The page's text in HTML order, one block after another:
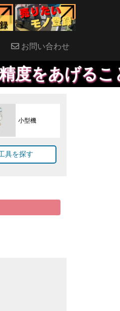
お問い合わせ
ことも対応し
小型機
具を探す